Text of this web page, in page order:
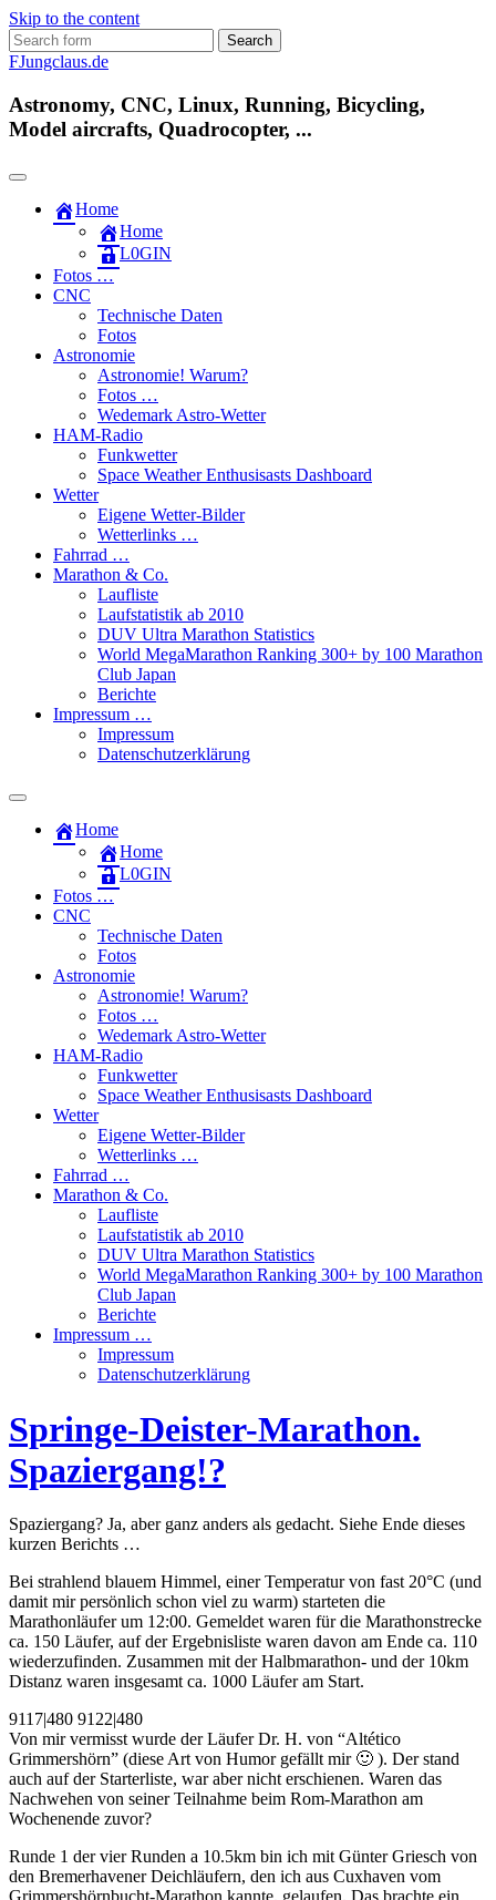
Skip to the content
Search
for:
FJungclaus.de
Astronomy, CNC, Linux, Running, Bicycling,
Model aircrafts, Quadrocopter, ...
Home
Home
L​0​​GIN
Fotos …
CNC
Technische Daten
Fotos
Astronomie
Astronomie! Warum?
Fotos …
Wedemark Astro-Wetter
HAM-Radio
Funkwetter
Space Weather Enthusisasts Dashboard
Wetter
Eigene Wetter-Bilder
Wetterlinks …
Fahrrad …
Marathon & Co.
Laufliste
Laufstatistik ab 2010
DUV Ultra Marathon Statistics
World MegaMarathon Ranking 300+ by 100 Marathon
Club Japan
Berichte
Impressum …
Impressum
Datenschutzerklärung
Toggle
field
Home
Home
L​0​​GIN
Fotos …
CNC
Technische Daten
Fotos
Astronomie
Astronomie! Warum?
Fotos …
Wedemark Astro-Wetter
HAM-Radio
Funkwetter
Space Weather Enthusisasts Dashboard
Wetter
Eigene Wetter-Bilder
Wetterlinks …
Fahrrad …
Marathon & Co.
Laufliste
Laufstatistik ab 2010
DUV Ultra Marathon Statistics
World MegaMarathon Ranking 300+ by 100 Marathon
Club Japan
Berichte
Impressum …
Impressum
Datenschutzerklärung
Springe-Deister-Marathon.
Spaziergang!?
Spaziergang? Ja, aber ganz anders als gedacht. Siehe Ende dieses
kurzen Berichts …
Bei strahlend blauem Himmel, einer Temperatur von fast 20°C (und
damit mir persönlich schon viel zu warm) starteten die
Marathonläufer um 12:00. Gemeldet waren für die Marathonstrecke
ca. 150 Läufer, auf der Ergebnisliste waren davon am Ende ca. 110
wiederzufinden. Zusammen mit der Halbmarathon- und der 10km
Distanz waren insgesamt ca. 1000 Läufer am Start.
9117|480 9122|480
Von mir vermisst wurde der Läufer Dr. H. von “Altético
Grimmershörn” (diese Art von Humor gefällt mir 🙂 ). Der stand
auch auf der Starterliste, war aber nicht erschienen. Waren das
Nachwehen von seiner Teilnahme beim Rom-Marathon am
Wochenende zuvor?
Runde 1 der vier Runden a 10.5km bin ich mit Günter Griesch von
den Bremerhavener Deichläufern, den ich aus Cuxhaven vom